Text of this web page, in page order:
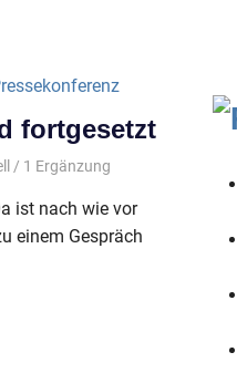
fortgesetzt
/ 1 Ergänzung
ist nach wie vor
einem Gespräch